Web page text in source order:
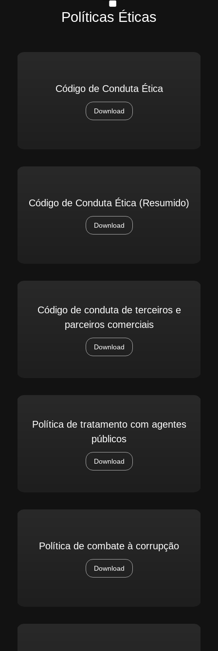
Políticas Éticas
Código de Conduta Ética
Download
Código de Conduta Ética (Resumido)
Download
Código de conduta de terceiros e
parceiros comerciais
Download
Política de tratamento com agentes
públicos
Download
Política de combate à corrupção
Download